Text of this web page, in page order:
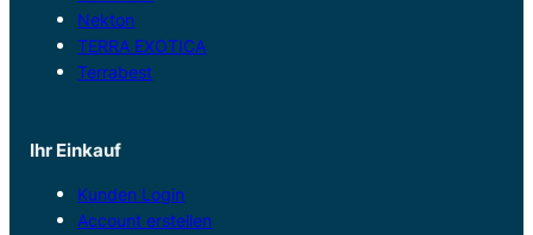
Nekton
TERRA EXOTICA
Terrabest
Ihr Einkauf
Kunden Login
Account erstellen